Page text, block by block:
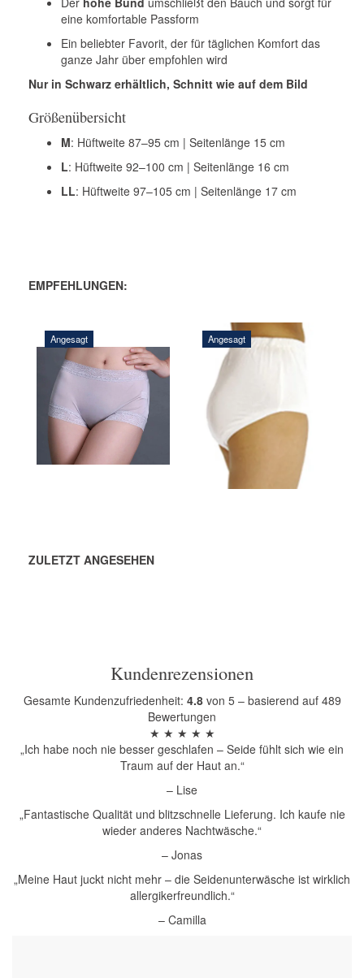
eine komfortable Passform
Ein beliebter Favorit, der für täglichen Komfort das
ganze Jahr über empfohlen wird
Nur in Schwarz erhältlich, Schnitt wie auf dem Bild
Größenübersicht
M: Hüftweite 87–95 cm | Seitenlänge 15 cm
L: Hüftweite 92–100 cm | Seitenlänge 16 cm
LL: Hüftweite 97–105 cm | Seitenlänge 17 cm
EMPFEHLUNGEN:
Angesagt
132,00 DKK
IN DEN
WARENKORB
Angesagt
IN DEN
WARENKORB
ZULETZT ANGESEHEN
Kundenrezensionen
Gesamte Kundenzufriedenheit: 4.8von 5 – basierend auf 489
Bewertungen
★ ★ ★ ★ ★
„Ich habe noch nie besser geschlafen – Seide fühlt sich wie ein
Traum auf der Haut an.“
– Lise
„Fantastische Qualität und blitzschnelle Lieferung. Ich kaufe nie
wieder anderes Nachtwäsche.“
– Jonas
„Meine Haut juckt nicht mehr – die Seidenunterwäsche ist wirklich
allergikerfreundlich.“
– Camilla